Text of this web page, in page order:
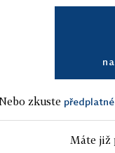
zkuste
Máte již